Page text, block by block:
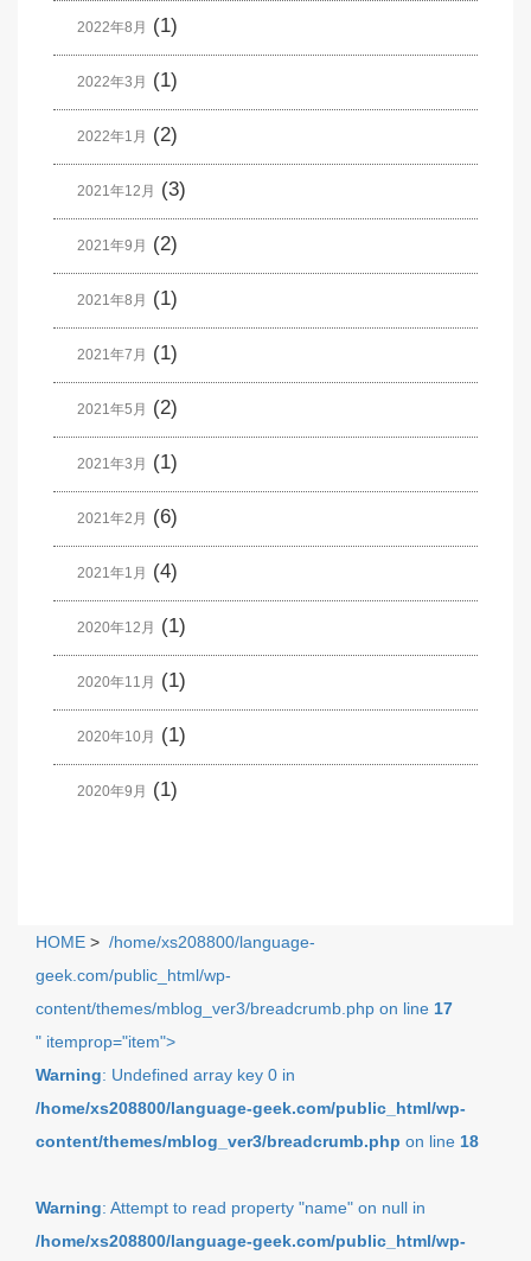
2022年8月 (1)
2022年3月 (1)
2022年1月 (2)
2021年12月 (3)
2021年9月 (2)
2021年8月 (1)
2021年7月 (1)
2021年5月 (2)
2021年3月 (1)
2021年2月 (6)
2021年1月 (4)
2020年12月 (1)
2020年11月 (1)
2020年10月 (1)
2020年9月 (1)
HOME > /home/xs208800/language-
geek.com/public_html/wp-
content/themes/mblog_ver3/breadcrumb.php on line 17
" itemprop="item">
Warning: Undefined array key 0 in
/home/xs208800/language-geek.com/public_html/wp-
content/themes/mblog_ver3/breadcrumb.php on line 18
Warning: Attempt to read property "name" on null in
/home/xs208800/language-geek.com/public_html/wp-